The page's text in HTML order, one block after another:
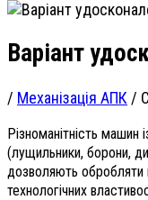
Варіант
/ Механізація АПК /
Різноманітність
(лущильники, борони,
дозволяють обробляти
технологічних